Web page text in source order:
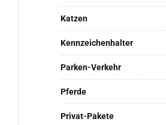
Katzen
Kennzeichenhalter
Parken-Verkehr
Pferde
Privat-Pakete